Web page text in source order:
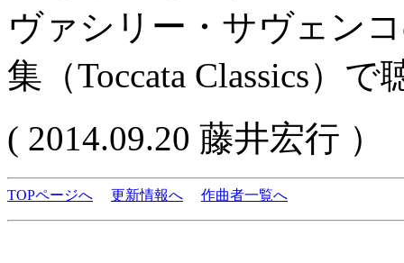
ヴァシリー・サヴェン
集（Toccata Classics）
( 2014.09.20 藤井宏行 ）
TOPページへ 更新情報へ 作曲者一覧へ